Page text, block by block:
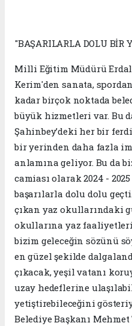
"BAŞARILARLA DOLU BİR
Milli Eğitim Müdürü Erdal
Kerim'den sanata,
kadar birçok noktada
büyük hizmetleri var. Bu
Şahinbey’deki her bir
bir yerinden daha fazla
anlamına geliyor. Bu da
camiası olarak 2024 -
başarılarla dolu dolu
çıkan yaz okullarındaki
okullarına yaz
bizim geleceğin sözünü
en güzel şekilde
çıkacak, yeşil vatanı
uzay hedeflerine
yetiştirebileceğini
Belediye Başkanı